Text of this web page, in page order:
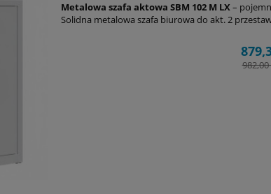
Metalowa szafa aktowa SBM 102 M LX–
Solidna metalowa szafa biurowa do akt. 2
982,00